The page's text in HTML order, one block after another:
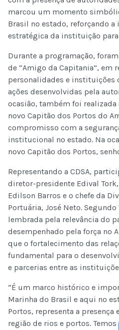
marcou um momento
Brasil no estado, reforçando
estratégica da instituição para
Durante a programação,
de “Amigo da Capitania”, em
personalidades e instituições
ações desenvolvidas pela
ocasião, também foi
novo Capitão dos Portos do
compromisso com a
institucional no estado. Na
novo Capitão dos Portos,
Representando a CDSA,
diretor-presidente Edival
Edilson Barros e o chefe da
Portuária, José Neto. Segundo
lembrada pela relevância do
desempenhado pela força no
que o fortalecimento das
fundamental para o
e parcerias entre as
“É um marco histórico e
Marinha do Brasil e aqui no
Portos, representa a presença
região de rios e portos.